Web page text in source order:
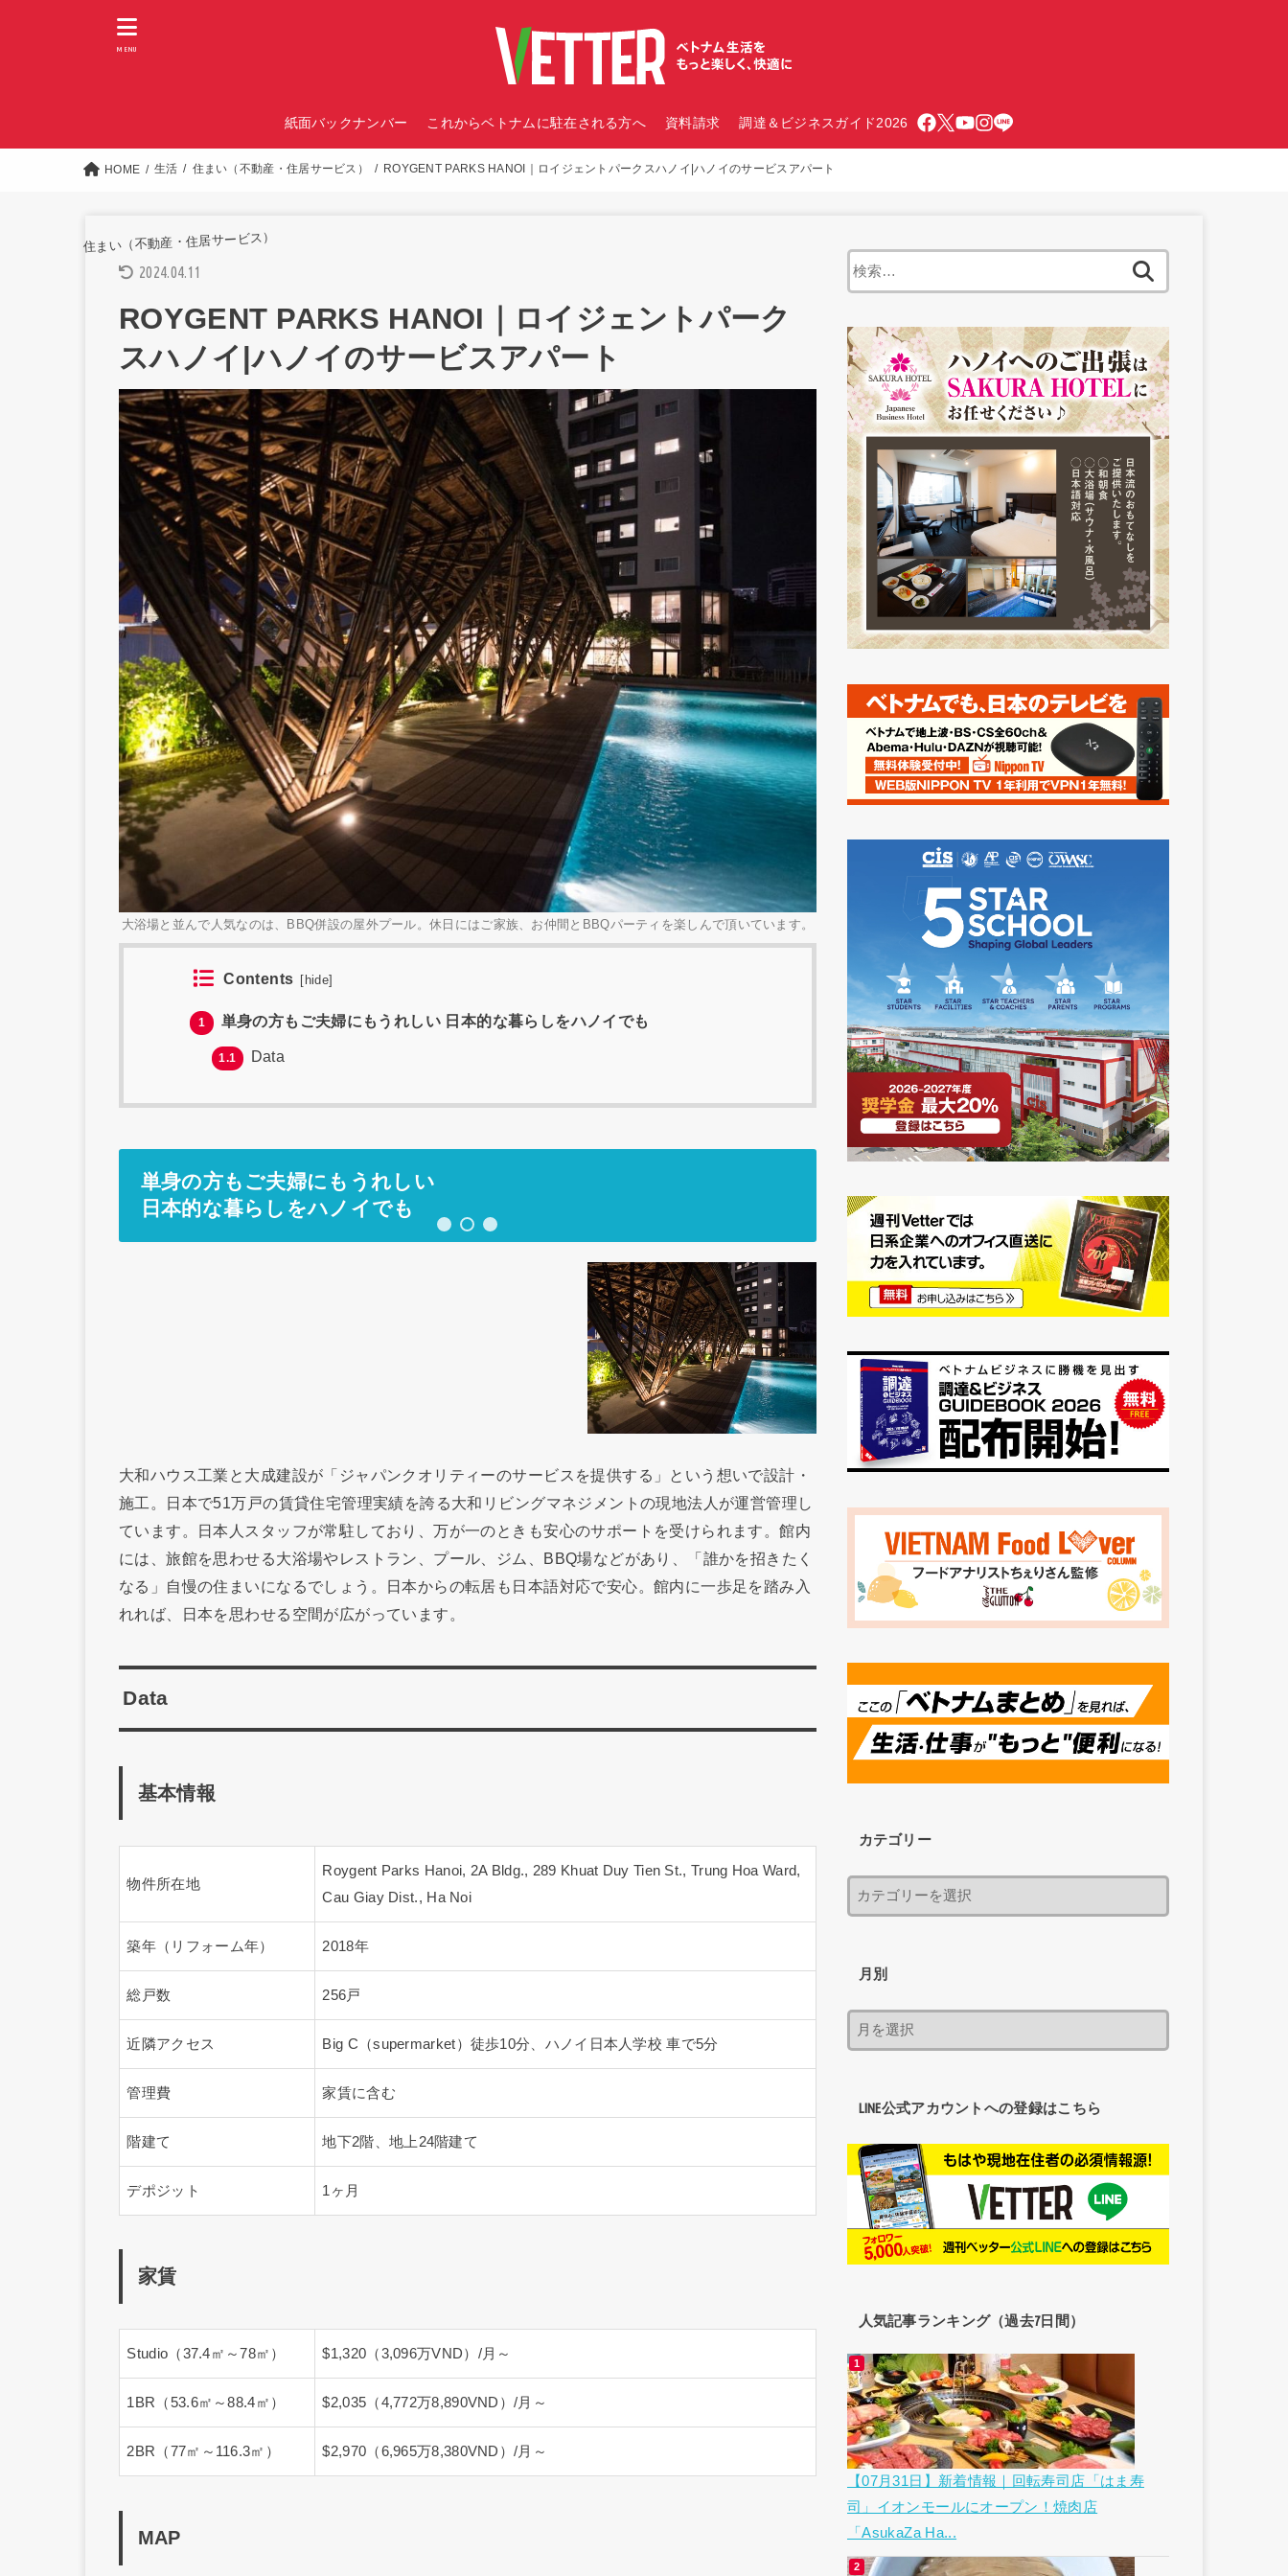
紙面バックナンバー これからベトナムに駐在される方へ 資料請求 調達＆ビジネスガイド2026
MENU
HOME 生活 住まい（不動産・住居サービス） ROYGENT PARKS HANOI｜ロイジェントパークスハノイ|ハノイのサービスアパート
住まい（不動産・住居サービス）
2024.04.11
ROYGENT PARKS HANOI｜ロイジェントパーク
スハノイ|ハノイのサービスアパート
大浴場と並んで人気なのは、BBQ併設の屋外プール。休日にはご家族、お仲間とBBQパーティを楽しんで頂いています。
Contents [ hide]
1 単身の方もご夫婦にもうれしい 日本的な暮らしをハノイでも
1.1 Data
単身の方もご夫婦にもうれしい
日本的な暮らしをハノイでも
大和ハウス工業と大成建設が「ジャパンクオリティーのサービスを提供する」という想いで設計・
施工。日本で51万戸の賃貸住宅管理実績を誇る大和リビングマネジメントの現地法人が運営管理し
ています。日本人スタッフが常駐しており、万が一のときも安心のサポートを受けられます。館内
には、旅館を思わせる大浴場やレストラン、プール、ジム、BBQ場などがあり、「誰かを招きたく
なる」自慢の住まいになるでしょう。日本からの転居も日本語対応で安心。館内に一歩足を踏み入
れれば、日本を思わせる空間が広がっています。
Data
基本情報
築年（リフォーム年） 2018年
総戸数 256戸
近隣アクセス Big C（supermarket）徒歩10分、ハノイ日本人学校 車で5分
カテゴリー
月別
LINE公式アカウントへの登録はこちら
人気記事ランキング（過去7日間）
【07月31日】新着情報｜回転寿司店「はま寿
司」イオンモールにオープン！焼肉店
「AsukaZa Ha...